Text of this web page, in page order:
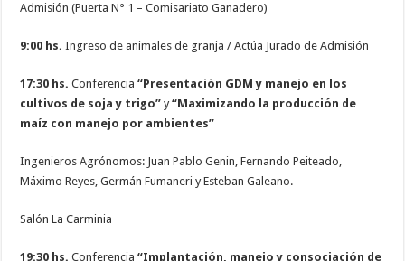
Admisión (Puerta N° 1 – Comisariato Ganadero)
9:00 hs. Ingreso de animales de granja / Actúa Jurado de Admisión
17:30 hs.Conferencia“Presentación GDM y manejo en los
cultivos de soja y trigo”y“Maximizando la producción de
maíz con manejo por ambientes”
Ingenieros Agrónomos: Juan Pablo Genin, Fernando Peiteado,
Máximo Reyes, Germán Fumaneri y Esteban Galeano.
Salón La Carminia
19:30 hs. Conferencia“Implantación, manejo y consociación de